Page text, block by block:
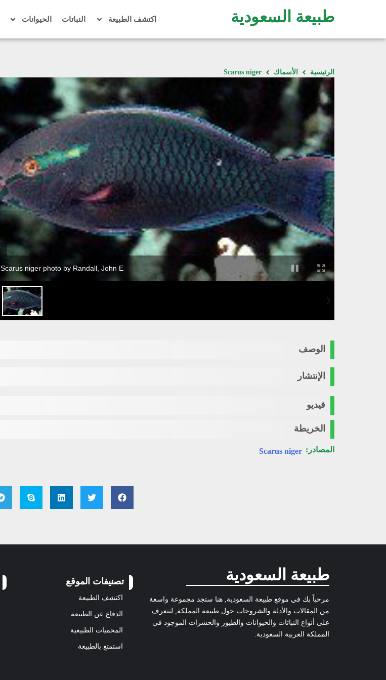
طبيعة السعودية اكتشف الطبيعة النباتات الحيوانات
الرئيسية الأسماك Scarus niger
Scarus niger photo by Randall, John E.
الوصف
الإنتشار
فيديو
الخريطة
المصادر: Scarus niger
طبيعة السعودية
مرحباً بك في موقع طبيعة السعودية, هنا ستجد مجموعة واسعة
من المقالات والأدلة والشروحات حول طبيعة المملكة, لتتعرف
على أنواع النباتات والحيوانات والطيور والحشرات الموجود في
المملكة العربية السعودية.
تصنيفات الموقع
اكتشف الطبيعة
الدفاع عن الطبيعة
المحميات الطبيعية
استمتع بالطبيعة